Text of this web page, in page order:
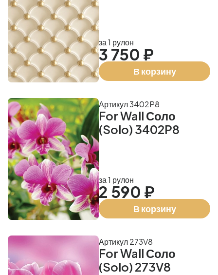
за 1 рулон
3 750 ₽
В корзину
For Wall Соло
(Solo) 3402P8
Артикул 3402P8
за 1 рулон
2 590 ₽
В корзину
For Wall Соло
(Solo) 273V8
Артикул 273V8